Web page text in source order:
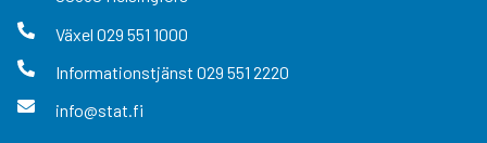
Växel 029 551 1000
Informationstjänst 029 551 2220
info@stat.fi